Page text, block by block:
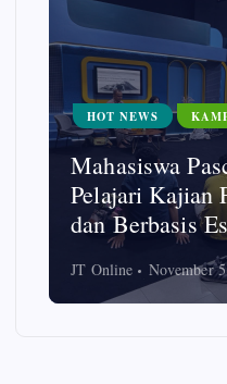
HOT NEWS
Mahasiswa
Pelajari Kajian
dan Berbasis
JT Online November